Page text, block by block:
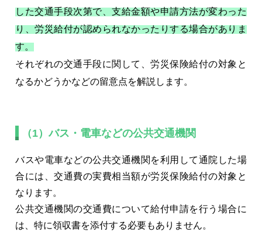
した交通手段次第で、支給金額や申請方法が変わった
り、労災給付が認められなかったりする場合がありま
す。
それぞれの交通手段に関して、労災保険給付の対象と
なるかどうかなどの留意点を解説します。
（1）バス・電車などの公共交通機関
バスや電車などの公共交通機関を利用して通院した場
合には、交通費の実費相当額が労災保険給付の対象と
なります。
公共交通機関の交通費について給付申請を行う場合に
は、特に領収書を添付する必要もありません。